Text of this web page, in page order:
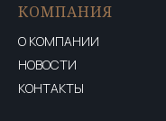
КОМПАНИЯ
О КОМПАНИИ
НОВОСТИ
КОНТАКТЫ